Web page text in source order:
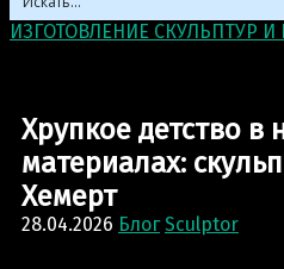
ИЗГОТОВЛЕНИЕ СКУЛЬПТУР
Хрупкое детство в
материалах:
Хемерт
28.04.2026 Блог Sculptor